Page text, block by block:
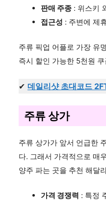
판매 주종 : 위스키
접근성 : 주변에 제
주류 픽업 어플로 가장 유
즉시 할인 가능한 5천원
✔ 데일리샷 초대코드
주류 상가
주류 상가가 앞서 언급한
다. 그래서 가격적으로 매
양주 파는 곳을 추천 해달
가격 경쟁력 : 특정